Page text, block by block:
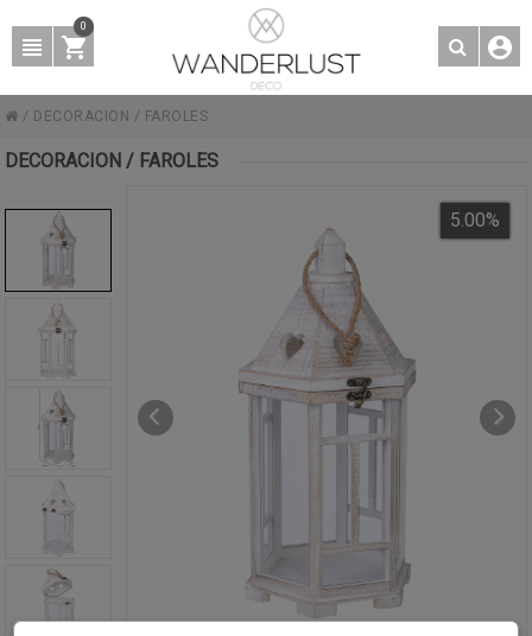
0
/ DECORACION / FAROLES
DECORACION / FAROLES
5.00%